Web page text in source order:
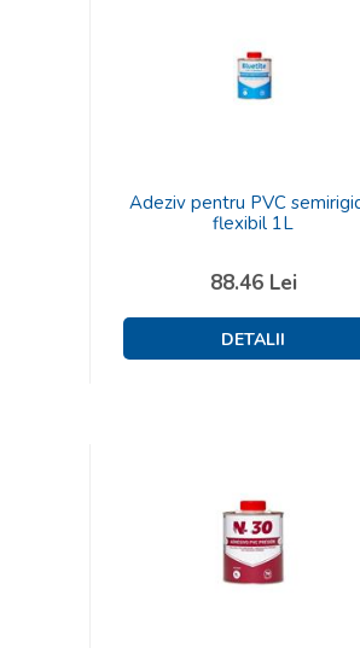
Adeziv pentru PVC
flexibil 1L
88.46Lei